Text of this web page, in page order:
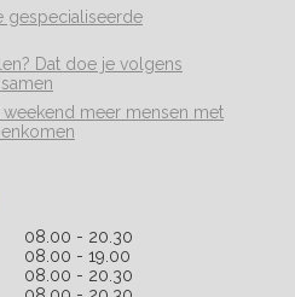
gespecialiseerde
Dat doe je volgens
meer mensen met
08.00 - 20.30
08.00 - 19.00
08.00 - 20.30